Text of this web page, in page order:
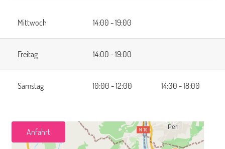
Mittwoch 14:00 - 19:00
Freitag 14:00 - 19:00
Samstag 10:00 - 12:00 14:00 - 18:00
Anfahrt